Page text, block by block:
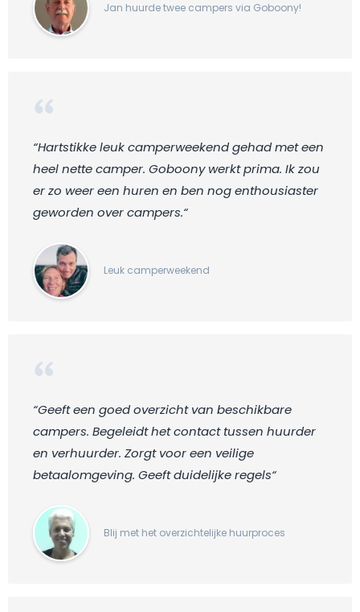
Jan huurde twee campers via Goboony!
“Hartstikke leuk camperweekend gehad met een
heel nette camper. Goboony werkt prima. Ik zou
er zo weer een huren en ben nog enthousiaster
geworden over campers.“
Leuk camperweekend
“Geeft een goed overzicht van beschikbare
campers. Begeleidt het contact tussen huurder
en verhuurder. Zorgt voor een veilige
betaalomgeving. Geeft duidelijke regels“
Blij met het overzichtelijke huurproces